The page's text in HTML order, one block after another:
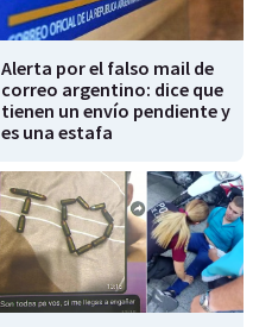
Alerta por el falso mail de
correo argentino: dice que
tienen un envío pendiente y
es una estafa